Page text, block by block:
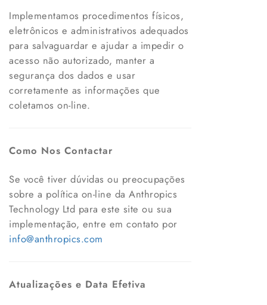
Implementamos procedimentos físicos,
eletrônicos e administrativos adequados
para salvaguardar e ajudar a impedir o
acesso não autorizado, manter a
segurança dos dados e usar
corretamente as informações que
coletamos on-line.
Como Nos Contactar
Se você tiver dúvidas ou preocupações
sobre a política on-line da Anthropics
Technology Ltd para este site ou sua
implementação, entre em contato por
info@anthropics.com
Atualizações e Data Efetiva